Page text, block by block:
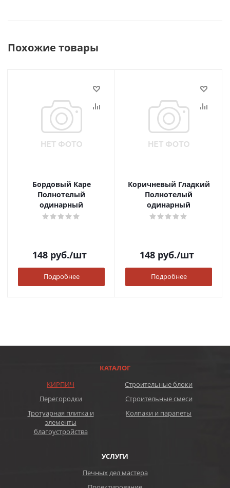
Похожие товары
Бордовый Каре
Полнотелый
одинарный
148 руб./шт
Подробнее
Коричневый Гладкий
Полнотелый
одинарный
148 руб./шт
Подробнее
КАТАЛОГ
КИРПИЧ
Строительные блоки
Перегородки
Строительные смеси
Тротуарная плитка и
элементы
благоустройства
Колпаки и парапеты
УСЛУГИ
Печных дел мастера